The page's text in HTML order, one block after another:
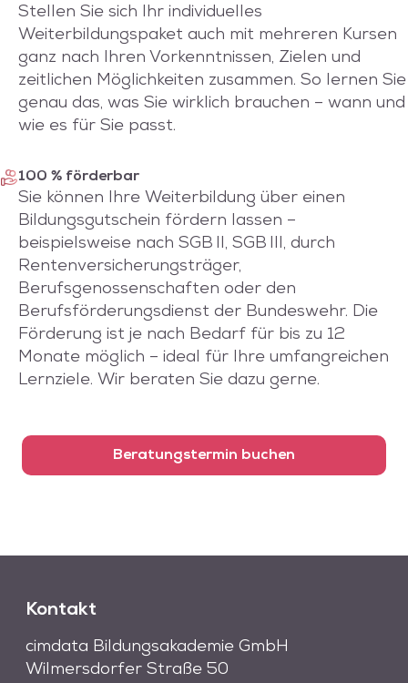
Stellen Sie sich Ihr individuelles
Weiterbildungspaket auch mit mehreren Kursen
ganz nach Ihren Vorkenntnissen, Zielen und
zeitlichen Möglichkeiten zusammen. So lernen Sie
genau das, was Sie wirklich brauchen – wann und
wie es für Sie passt.
100 % förderbar
Sie können Ihre Weiterbildung über einen
Bildungsgutschein fördern lassen –
beispielsweise nach SGB II, SGB III, durch
Rentenversicherungsträger,
Berufsgenossenschaften oder den
Berufsförderungsdienst der Bundeswehr. Die
Förderung ist je nach Bedarf für bis zu 12
Monate möglich – ideal für Ihre umfangreichen
Lernziele. Wir beraten Sie dazu gerne.
Beratungstermin buchen
Kontakt
cimdata Bildungsakademie GmbH
Wilmersdorfer Straße 50